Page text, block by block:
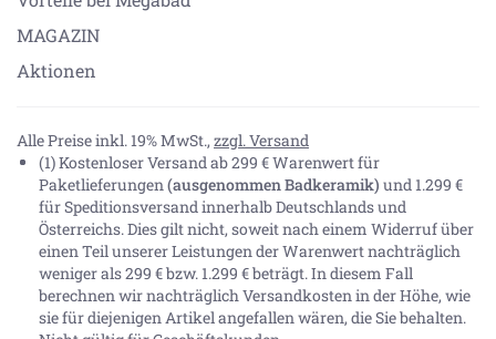
MAGAZIN
Aktionen
Alle Preise inkl. 19% MwSt., zzgl. Versand
(1) Kostenloser Versand ab 299 € Warenwert für
Paketlieferungen (ausgenommen Badkeramik) und 1.299 €
für Speditionsversand innerhalb Deutschlands und
Österreichs. Dies gilt nicht, soweit nach einem Widerruf über
einen Teil unserer Leistungen der Warenwert nachträglich
weniger als 299 € bzw. 1.299 € beträgt. In diesem Fall
berechnen wir nachträglich Versandkosten in der Höhe, wie
sie für diejenigen Artikel angefallen wären, die Sie behalten.